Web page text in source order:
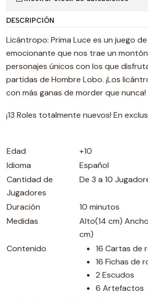
DESCRIPCIÓN
Licántropo: Prima Luce es un juego
emocionante que nos trae un
personajes únicos con los que
partidas de Hombre Lobo. ¡Los
con más ganas de morder que nunca!
¡13 Roles totalmente nuevos! En
Edad
+10
Idioma
Español
Cantidad de
Jugadores
De 3 a 10
Duración
10 minutos
Medidas
Alto(14 cm)
cm)
Contenido
16 Cartas de
16 Fichas de
2 Escudos
6 Artefactos